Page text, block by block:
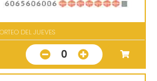
DEL JUEVES
0